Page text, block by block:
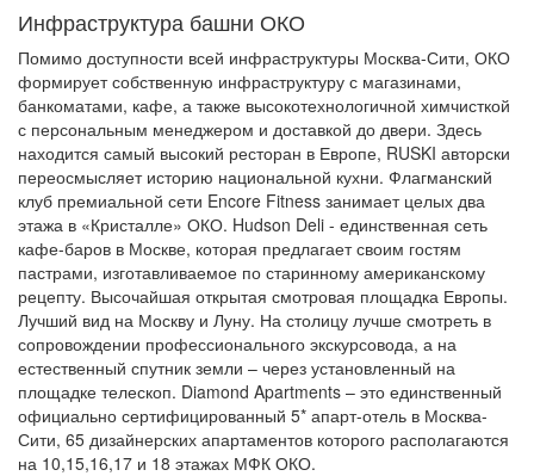
Инфраструктура башни ОКО
Помимо доступности всей инфраструктуры Москва-Сити, ОКО
формирует собственную инфраструктуру с магазинами,
банкоматами, кафе, а также высокотехнологичной химчисткой
с персональным менеджером и доставкой до двери. Здесь
находится самый высокий ресторан в Европе, RUSKI авторски
переосмысляет историю национальной кухни. Флагманский
клуб премиальной сети Encore Fitness занимает целых два
этажа в «Кристалле» ОКО. Hudson Deli - единственная сеть
кафе-баров в Москве, которая предлагает своим гостям
пастрами, изготавливаемое по старинному американскому
рецепту. Высочайшая открытая смотровая площадка Европы.
Лучший вид на Москву и Луну. На столицу лучше смотреть в
сопровождении профессионального экскурсовода, а на
естественный спутник земли – через установленный на
площадке телескоп. Diamond Apartments – это единственный
официально сертифицированный 5* апарт-отель в Москва-
Сити, 65 дизайнерских апартаментов которого располагаются
на 10,15,16,17 и 18 этажах МФК ОКО.